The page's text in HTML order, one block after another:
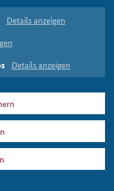
gestalten
Drucken
Details anzeigen
Details anzeigen